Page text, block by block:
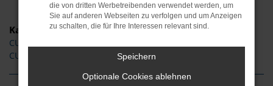
Kategorie
CUPRA Ateca Gebrauchtwagen
CUPRA Ateca Jahreswagen
die von dritten Werbetreibenden verwendet werden, um
Sie auf anderen Webseiten zu verfolgen und um Anzeigen
zu schalten, die für Ihre Interessen relevant sind.
Speichern
Optionale Cookies ablehnen